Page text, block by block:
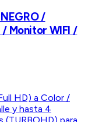
/
Monitor WIFI /